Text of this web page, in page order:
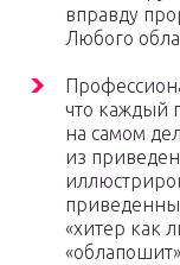
вправду
Любого
что каждый
на самом
из
«хитер как